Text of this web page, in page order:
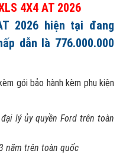
4X4 AT 2026
2026hiện tại đang
dẫn là 776.000.000
gói bảo hành kèm phụ kiện
lý ủy quyền Ford trên toàn
năm trên toàn quốc